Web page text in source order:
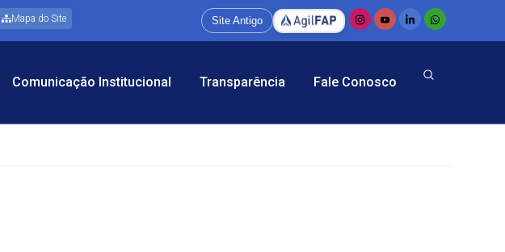
Mapa do Site Site Antigo
Comunicação Institucional Transparência Fale Conosco